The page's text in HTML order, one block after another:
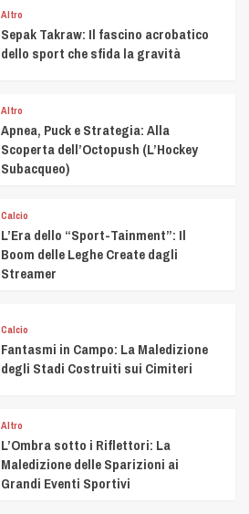
Altro
Sepak Takraw: Il fascino acrobatico
dello sport che sfida la gravità
Altro
Apnea, Puck e Strategia: Alla
Scoperta dell’Octopush (L’Hockey
Subacqueo)
Calcio
L’Era dello “Sport-Tainment”: Il
Boom delle Leghe Create dagli
Streamer
Calcio
Fantasmi in Campo: La Maledizione
degli Stadi Costruiti sui Cimiteri
Altro
L’Ombra sotto i Riflettori: La
Maledizione delle Sparizioni ai
Grandi Eventi Sportivi